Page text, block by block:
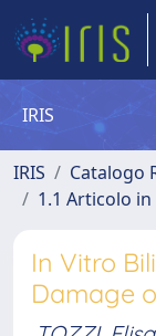
IRIS
IRIS Catalogo
1.1 Articolo
In Vitro
Damage